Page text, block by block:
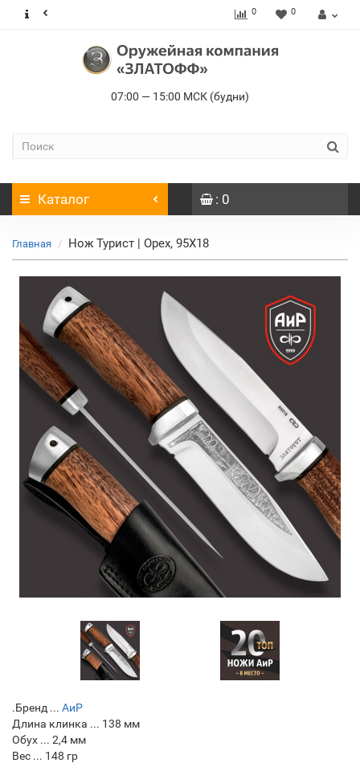
0 0
07:00 — 15:00 МСК (будни)
Каталог : 0
Главная Нож Турист | Орех, 95Х18
.Бренд ... АиР
Длина клинка ... 138 мм
Обух ... 2,4 мм
Вес ... 148 гр